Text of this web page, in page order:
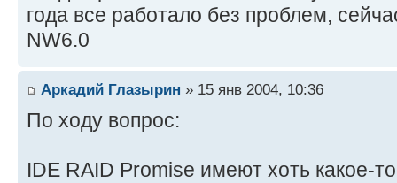
года все работало без проблем,
NW6.0
Аркадий Глазырин » 15 янв 2004, 10:36
По ходу вопрос:
IDE RAID Promise имеют хоть какое-